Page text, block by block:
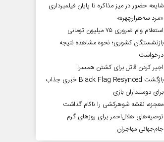
شایعه حضور در میز مذاکره تا پایان فیلمبرداری
«مرد سه‌هزارچهره»
استعلام وام ضروری ۷۵ میلیون تومانی
بازنشستگان کشوری؛ نحوه مشاهده نتیجه
درخواست
اجیر کردن قاتل برای کشتن همسر!
بازگشت Black Flag Resynced خبری جذاب
برای دوستداران بازی
معجزه، نقشه شوهرکشی را ناکام گذاشت
توصیه‌های هلال‌احمر برای روز‌های گرم
جام‌جهانی مهاجران